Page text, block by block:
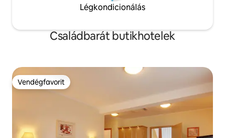
Légkondicionálás
Családbarát butikhotelek
Vendégfavorit
Vendégfavorit